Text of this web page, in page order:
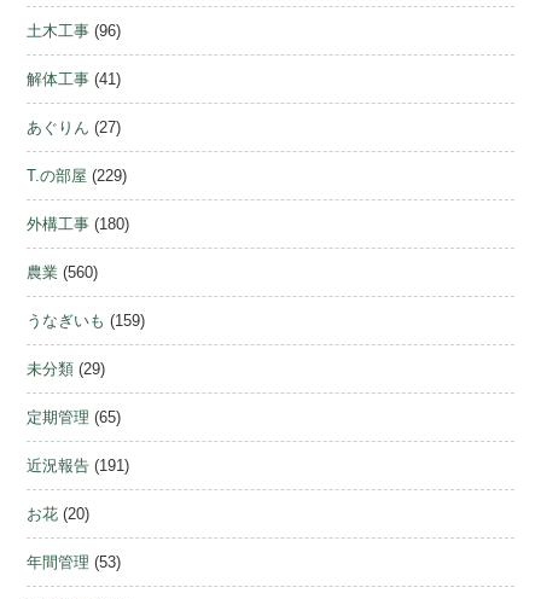
土木工事 (96)
解体工事 (41)
あぐりん (27)
T.の部屋 (229)
外構工事 (180)
農業 (560)
うなぎいも (159)
未分類 (29)
定期管理 (65)
近況報告 (191)
お花 (20)
年間管理 (53)